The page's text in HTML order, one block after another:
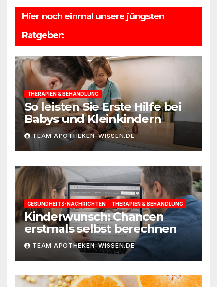
Hier noch einmal unsere jüngsten
Ratgeber:
THERAPIEN & BEHANDLUNG
So leisten Sie Erste Hilfe bei
Babys und Kleinkindern
TEAM APOTHEKEN-WISSEN.DE
GESUNDHEITS-NACHRICHTEN THERAPIEN & BEHANDLUNG
Kinderwunsch: Chancen
erstmals selbst berechnen
TEAM APOTHEKEN-WISSEN.DE